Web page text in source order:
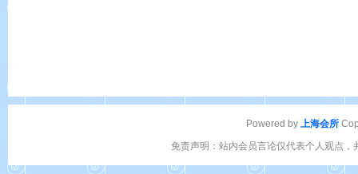
Powered by 上海会所
免责声明：站内会员言论仅代表个人观点